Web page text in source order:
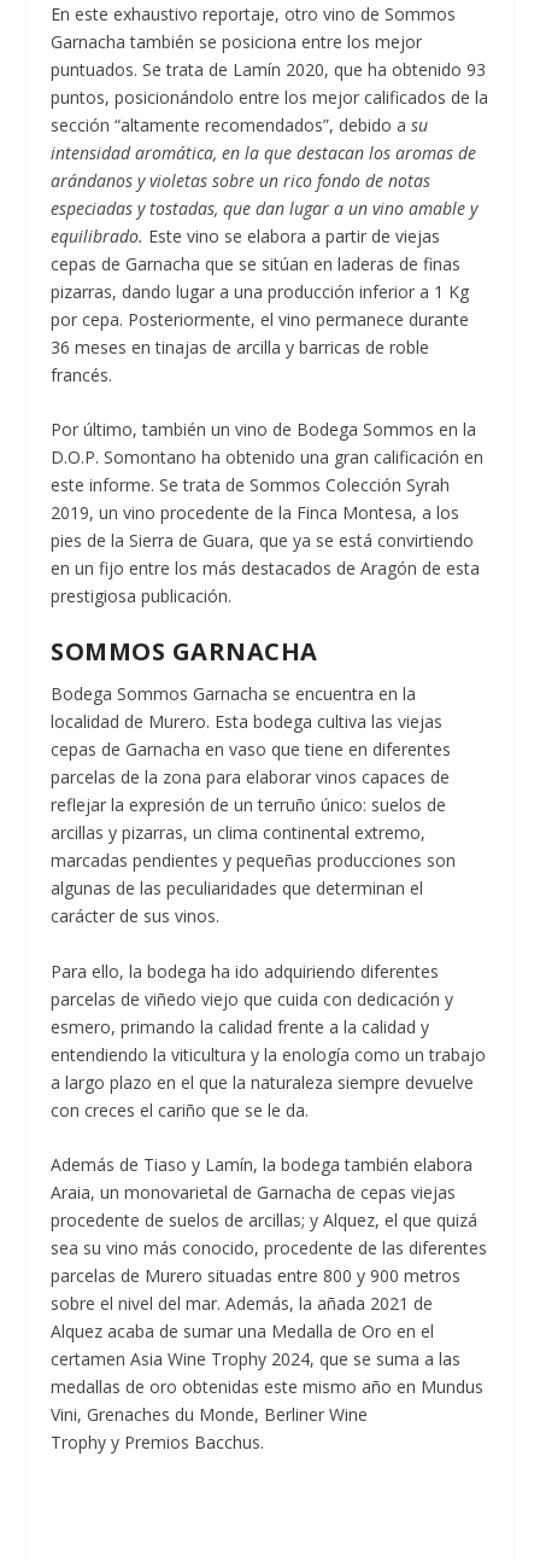
En este exhaustivo reportaje, otro vino de Sommos
Garnacha también se posiciona entre los mejor
puntuados. Se trata de Lamín 2020, que ha obtenido 93
puntos, posicionándolo entre los mejor calificados de la
sección “altamente recomendados”, debido asu
intensidad aromática, en la que destacan los aromas de
arándanos y violetas sobre un rico fondo de notas
especiadas y tostadas, que dan lugar a un vino amable y
equilibrado. Este vino se elabora a partir de viejas
cepas de Garnacha que se sitúan en laderas de finas
pizarras, dando lugar a una producción inferior a 1 Kg
por cepa. Posteriormente, el vino permanece durante
36 meses en tinajas de arcilla y barricas de roble
francés.
Por último, también un vino de Bodega Sommos en la
D.O.P. Somontano ha obtenido una gran calificación en
este informe. Se trata de Sommos Colección Syrah
2019, un vino procedente de la Finca Montesa, a los
pies de la Sierra de Guara, que ya se está convirtiendo
en un fijo entre los más destacados de Aragón de esta
prestigiosa publicación.
SOMMOS GARNACHA
Bodega Sommos Garnacha se encuentra en la
localidad de Murero. Esta bodega cultiva las viejas
cepas de Garnacha en vaso que tiene en diferentes
parcelas de la zona para elaborar vinos capaces de
reflejar la expresión de un terruño único: suelos de
arcillas y pizarras, un clima continental extremo,
marcadas pendientes y pequeñas producciones son
algunas de las peculiaridades que determinan el
carácter de sus vinos.
Para ello, la bodega ha ido adquiriendo diferentes
parcelas de viñedo viejo que cuida con dedicación y
esmero, primando la calidad frente a la calidad y
entendiendo la viticultura y la enología como un trabajo
a largo plazo en el que la naturaleza siempre devuelve
con creces el cariño que se le da.
Además de Tiaso y Lamín, la bodega también elabora
Araia, un monovarietal de Garnacha de cepas viejas
procedente de suelos de arcillas; y Alquez, el que quizá
sea su vino más conocido, procedente de las diferentes
parcelas de Murero situadas entre 800 y 900 metros
sobre el nivel del mar. Además, la añada 2021 de
Alquez acaba de sumar una Medalla de Oro en el
certamen Asia Wine Trophy 2024, que se suma a las
medallas de oro obtenidas este mismo año en Mundus
Vini, Grenaches du Monde, Berliner Wine
Trophy y Premios Bacchus.